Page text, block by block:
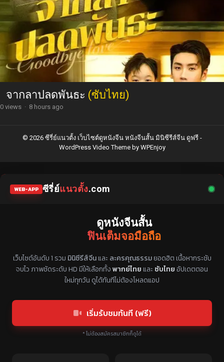
จากลาปลดพันธะ (ซับไทย)
0 views · 8 hours ago
© 2026 ซีรี่ย์แนวตั้ง เว็บไซต์ดูหนังจีน หนังจีนสั้น มินิซีรีส์จีน ดูฟรี -
WordPress Video Themeby WPEnjoy
WEB-APP ซีรี่ย์แนวตั้ง.com
ดูหนังจีนสั้น
ฟินเต็มจอมือถือ
แหล่งรวมซีรี่ย์จีนแนวตั้ง พากย์ไทย ซับไทย
เว็บไซต์อันดับ 1 รวม มินิซีรีส์จีนและ ละครคุณธรรมยอดฮิต เนื้อหากระชับ
จบไว ภาพชัดระดับ HD มีให้เลือกทั้งพากย์ไทยและ ซับไทยอัปเดตตอน
ใหม่ทุกวัน ดูได้ทันทีไม่ต้องโหลดแอป
เริ่มรับชมทันที (ฟรี)
* ไม่ต้องสมัครสมาชิกก็ดูได้